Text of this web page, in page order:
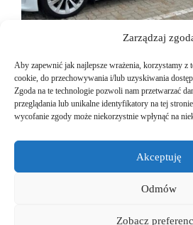
Zarządzaj
Aby zapewnić jak najlepsze wrażenia, korzystamy
cookie, do przechowywania i/lub uzyskiwania
Zgoda na te technologie pozwoli nam przetwarzać
przeglądania lub unikalne identyfikatory na tej
wycofanie zgody może niekorzystnie wpłynąć na
Akceptuję
Odmów
Zobacz
Podróżowanie po Europie
elektrycznym, to nie tylko
lepiej powiedzieć bez emisyjny
malowniczymi krajobrazami i
infrastrukturą ładowania, stanowi
przykład kraju przyjaznego dla
2025-03-30